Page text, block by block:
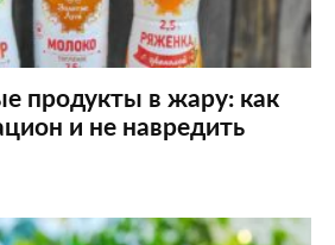
продукты в жару: как
и не навредить